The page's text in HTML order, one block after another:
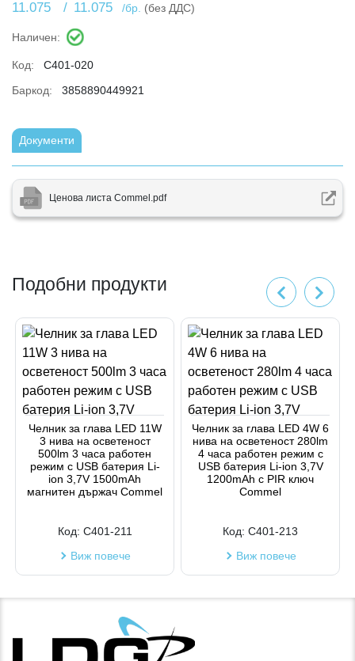
11.075
/
11.075 /бр. (без ДДС)
Наличен:
Код:
C401-020
Баркод:
3858890449921
Документи
Ценова листа Commel.pdf
Подобни продукти
Челник за глава LED 11W
3 нива на осветеност
500lm 3 часа работен
режим с USB батерия Li-
ion 3,7V 1500mAh
магнитен държач Commel
Код: C401-211
Виж повече
Челник за глава LED 4W 6
нива на осветеност 280lm
4 часа работен режим с
USB батерия Li-ion 3,7V
1200mAh с PIR ключ
Commel
Код: C401-213
Виж повече